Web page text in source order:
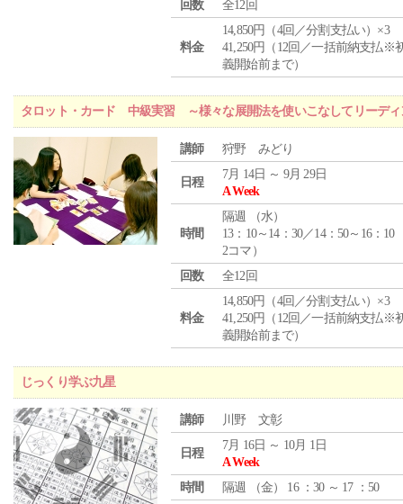
回数
全12回
料金
14,850円（4回／分割支払い）×3
41,250円（12回／一括前納支払※
義開始前まで）
タロット・カード 中級実習 ～様々な展開法を使いこなしてリーディ
講師 狩野 みどり
日程
7月 14日 ～ 9月 29日
A Week
時間
隔週 （水）
13：10～14：30／14：50～16：10
2コマ）
回数
全12回
料金
14,850円（4回／分割支払い）×3
41,250円（12回／一括前納支払※
義開始前まで）
じっくり学ぶ九星
講師 川野 文彰
日程
7月 16日 ～ 10月 1日
A Week
時間
隔週 （金） 16 ：30 ～ 17 ：50